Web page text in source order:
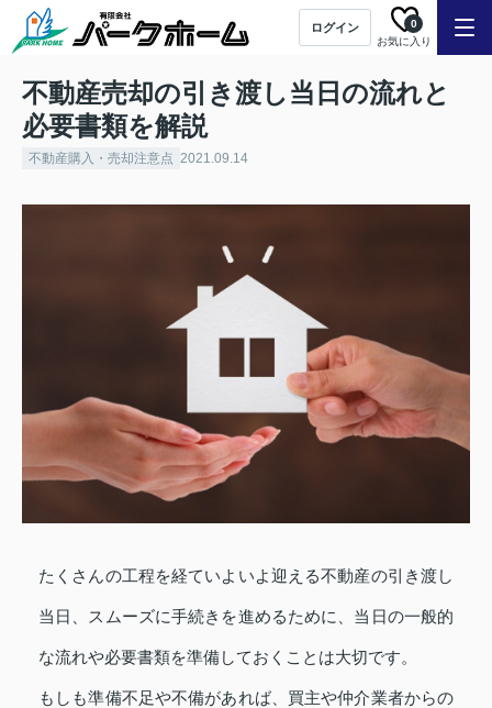
ログイン
お気に入り
0
不動産売却の引き渡し当日の流れと
必要書類を解説
不動産購入・売却注意点 2021.09.14
たくさんの工程を経ていよいよ迎える不動産の引き渡し
当日、スムーズに手続きを進めるために、当日の一般的
な流れや必要書類を準備しておくことは大切です。
もしも準備不足や不備があれば、買主や仲介業者からの